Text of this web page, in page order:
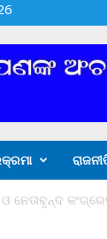
ଓ ନେତାବୃନ୍ଦ